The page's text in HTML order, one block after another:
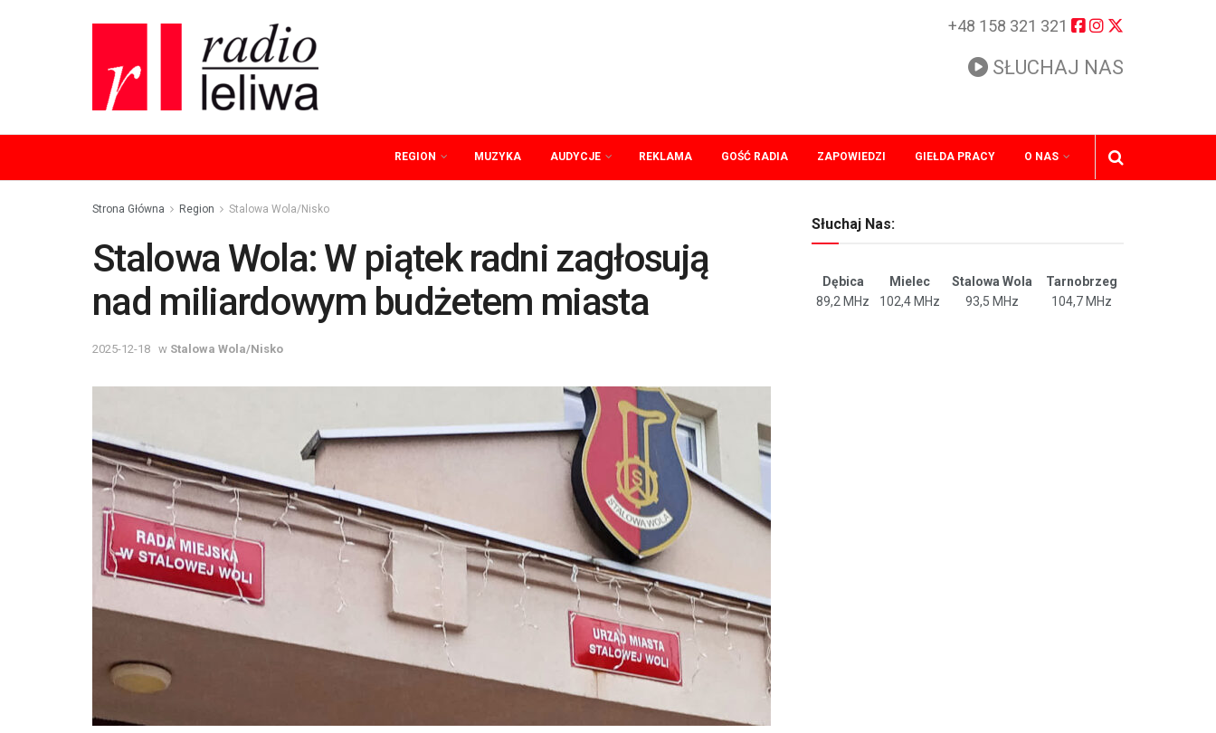
+48 158 321 321
SŁUCHAJ NAS
REGION MUZYKA AUDYCJE REKLAMA GOŚĆ RADIA ZAPOWIEDZI GIEŁDA PRACY O NAS
Strona Główna Region Stalowa Wola/Nisko
Stalowa Wola: W piątek radni zagłosują
nad miliardowym budżetem miasta
2025-12-18 w Stalowa Wola/Nisko
Słuchaj Nas:
Dębica Mielec Stalowa Wola
Tarnobrzeg
89,2 MHz
102,4 MHz 93,5 MHz 104,7 MHz